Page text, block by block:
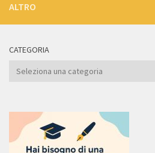
ALTRO
CATEGORIA
Categoria